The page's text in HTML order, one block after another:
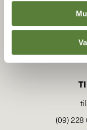
(09)